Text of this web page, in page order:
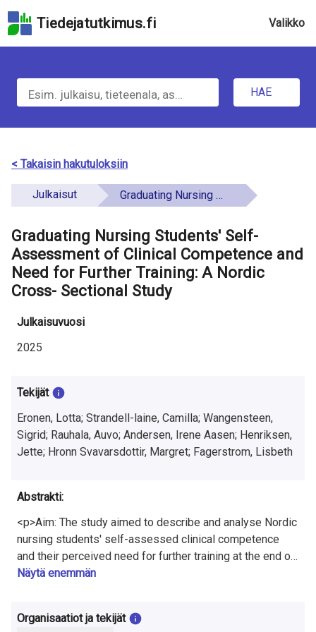
hakukenttään
pääsisältöön
Hyppää
saavutettavuusselosteeseen
Tiedejatutkimus.fi Valikko
e
H
a
e
t
t
o
a
t
u
k
i
m
k
s
e
t
HAE
< Takaisin hakutuloksiin
Julkaisut Graduating Nursing Students' Self-Assessment of Clinical Competence and Need for Further Training: A Nordic Cross- Sectional Study
Graduating Nursing Students' Self-
Assessment of Clinical Competence and
Need for Further Training: A Nordic
Cross- Sectional Study
Julkaisuvuosi
2025
Tekijät
Eronen, Lotta; Strandell-laine, Camilla; Wangensteen,
Sigrid; Rauhala, Auvo; Andersen, Irene Aasen; Henriksen,
Jette; Hronn Svavarsdottir, Margret; Fagerstrom, Lisbeth
Abstrakti:
<p>Aim: The study aimed to describe and analyse Nordic
nursing students' self-assessed clinical competence
and their perceived need for further training at the end of
their bachelor's studies. Design: A cross-sectional
included. The Professional Nurse Self-Assessment
Näytä enemmän
Organisaatiot ja tekijät